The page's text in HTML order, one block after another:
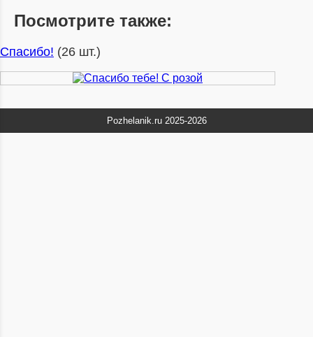
Посмотрите также:
Спасибо! (26 шт.)
Pozhelanik.ru 2025-2026